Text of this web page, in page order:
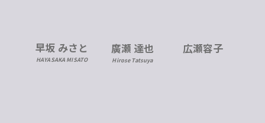
早坂 みさと
HAYASAKA MISATO
廣瀬 達也
Hirose Tatsuya
広瀬容子